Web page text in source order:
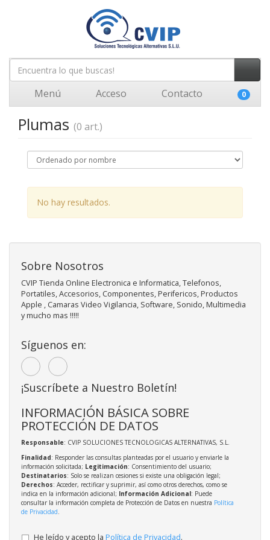
Menú Acceso Contacto 0
Plumas (0 art.)
No hay resultados.
Sobre Nosotros
CVIP Tienda Online Electronica e Informatica, Telefonos,
Portatiles, Accesorios, Componentes, Perifericos, Productos
Apple , Camaras Video Vigilancia, Software, Sonido, Multimedia
y mucho mas !!!!!
Síguenos en:
¡Suscríbete a Nuestro Boletín!
INFORMACIÓN BÁSICA SOBRE
PROTECCIÓN DE DATOS
Responsable: CVIP SOLUCIONES TECNOLOGICAS ALTERNATIVAS, S.L.
Finalidad: Responder las consultas planteadas por el usuario y enviarle la
información solicitada; Legitimación: Consentimiento del usuario;
Destinatarios: Solo se realizan cesiones si existe una obligación legal;
Derechos: Acceder, rectificar y suprimir, así como otros derechos, como se
indica en la información adicional; Información Adicional: Puede
consultar la información completa de Protección de Datos en nuestra Política
de Privacidad.
He leído y acepto la Política de Privacidad.